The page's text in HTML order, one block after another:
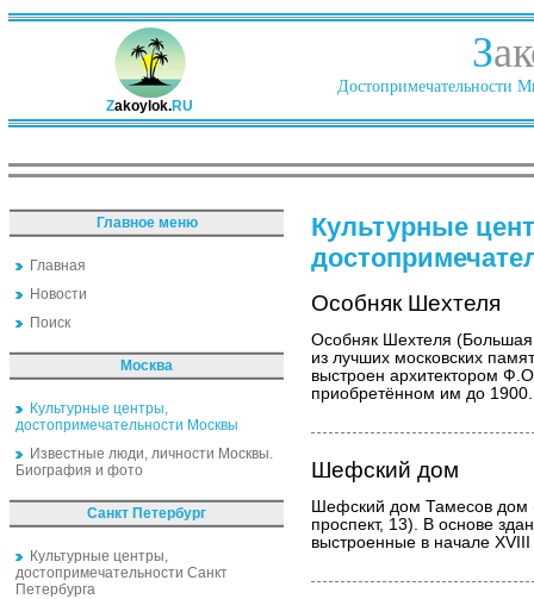
Zakoylok.RU
З
Достопримечательности
Главное меню
Главная
Новости
Поиск
Москва
Культурные центры,
достопримечательности Москвы
Известные люди, личности Москвы.
Биография и фото
Санкт Петербург
Культурные центры,
достопримечательности Санкт
Петербурга
Культурные
Особняк Шехтеля
Особняк Шехтеля
из лучших московских
выстроен архитектором
приобретённом им до 1900.
Шефский дом
Шефский дом Тамесов дом
проспект, 13). В основе
выстроенные в начале